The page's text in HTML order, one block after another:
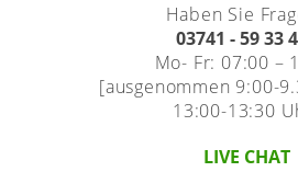
Haben Sie
03741 - 59 33
Mo- Fr: 07:00 –
[ausgenommen 9:00-
13:00-13:30
LIVE CHAT